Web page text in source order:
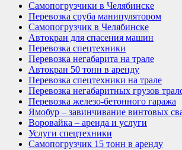
Самопогрузчики в Челябинске
Перевозка сруба манипулятором
Самопогрузчик в Челябинске
Автокран для спасения машин
Перевозка спецтехники
Перевозка негабарита на трале
Автокран 50 тонн в аренду
Перевозка спецтехники на трале
Перевозка негабаритных грузов
Перевозка железо-бетонного гаража
Ямобур – завинчивание винтовых
Воровайка – аренда и услуги
Услуги спецтехники
Самопогрузчик 15 тонн в аренду